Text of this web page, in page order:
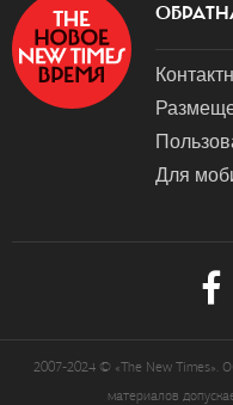
Для
2007-2024 © «The New Times».
материалов